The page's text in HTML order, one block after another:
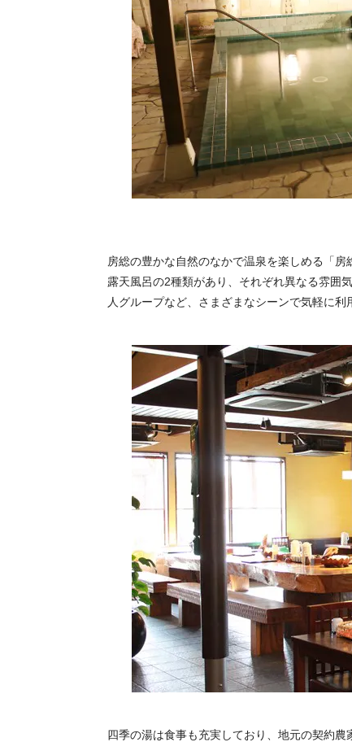
房総の豊かな自然のなかで温泉を楽しめる「
露天風呂の2種類があり、それぞれ異なる雰囲
人グループなど、さまざまなシーンで気軽に利
四季の湯は食事も充実しており、地元の契約